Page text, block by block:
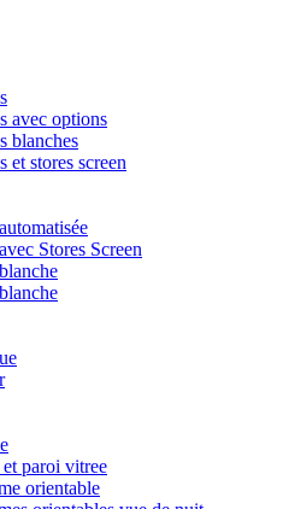
avec options
blanches
et stores screen
Stores Screen
paroi vitree
orientable